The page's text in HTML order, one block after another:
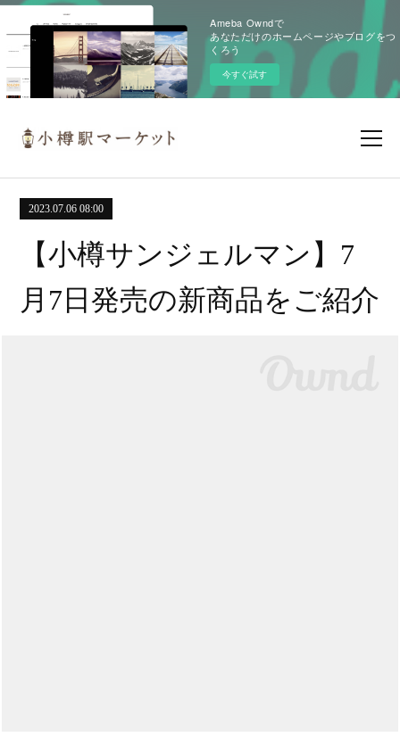
Ameba Owndで
あなただけのホームページやブログをつ
くろう
今すぐ試す
2023.07.06 08:00
【小樽サンジェルマン】7
月7日発売の新商品をご紹介